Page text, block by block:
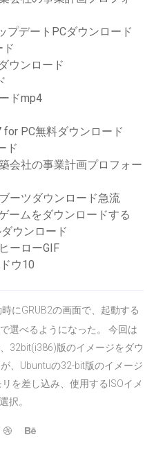
プデートPCダウンロード
ド
ウンロード
ドmp4
for PC無料ダウンロード
ド
会社の事業計画プロフォー
ーツダウンロード急流
ームをダウンロードする
ウンロード
ーローGIF
ウ10
にGRUB2の画面で、起動する
選べるようになった。 今回は
32bit(i386)版のイメージをダウ
、Ubuntuの32-bit版のイメージ
を差し込み、使用するISOイメ
択。